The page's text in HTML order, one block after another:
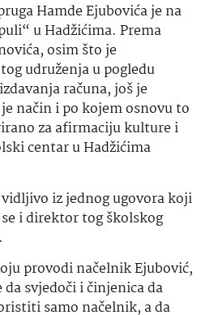
Hamde Ejubovića je na
u Hadžićima. Prema
osim što je
udruženja u pogledu
računa, još je
način i po kojem osnovu to
za afirmaciju kulture i
centar u Hadžićima
iz jednog ugovora koji
i direktor tog školskog
provodi načelnik Ejubović,
svjedoči i činjenica da
samo načelnik, a da